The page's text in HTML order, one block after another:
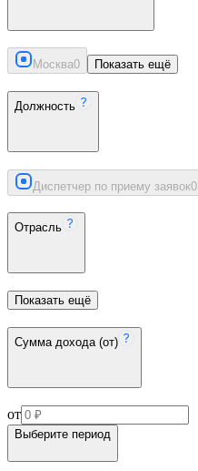
Москва0 Показать ещё
Должность
Диспетчер по приему заявок0
Отрасль
Показать ещё
Сумма дохода (от)
от
Выберите период